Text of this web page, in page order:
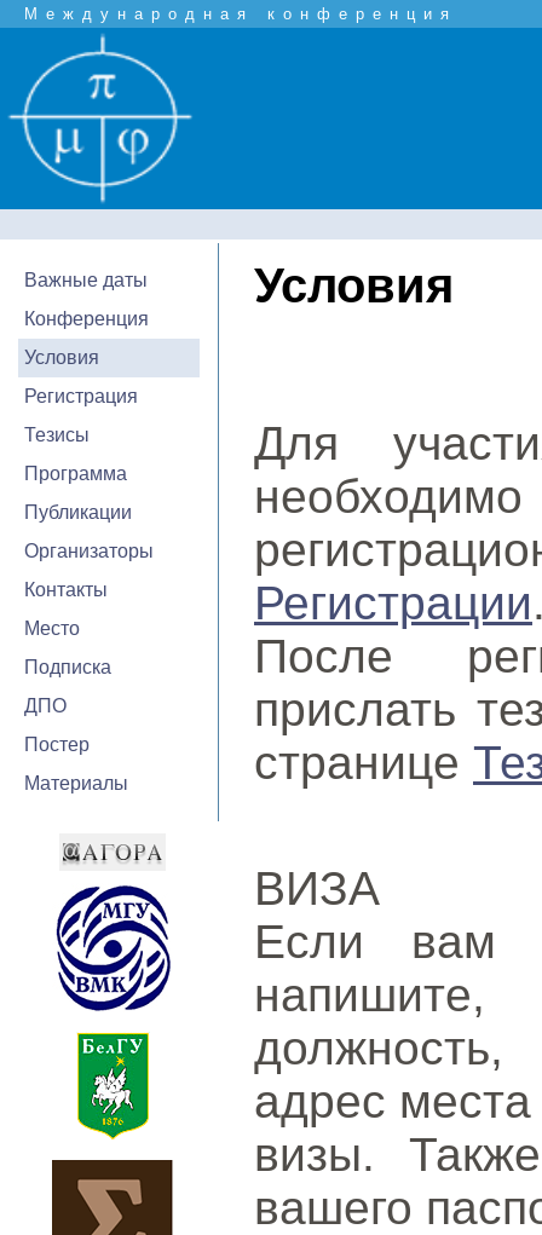
Международная конференция
Важные даты
Конференция
Условия
Регистрация
Тезисы
Программа
Публикации
Организаторы
Контакты
Место
Подписка
ДПО
Постер
Материалы
Условия
Для
Регистрации
После
прислать
странице
ВИЗА
Если вам
адрес
визы.
вашего